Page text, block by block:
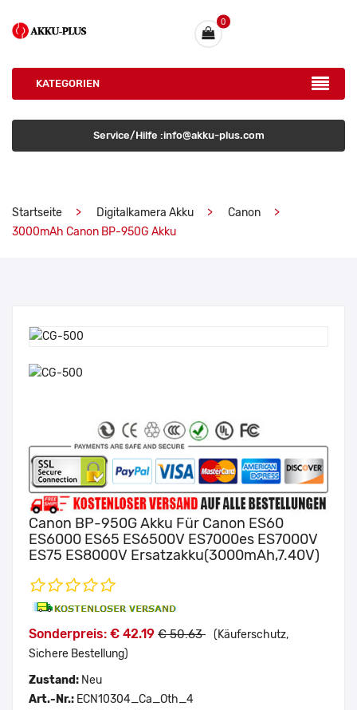
0
KATEGORIEN
Service/Hilfe :info@akku-plus.com
Startseite Digitalkamera Akku
Canon
3000mAh Canon BP-950G Akku
Canon BP-950G Akku Für Canon ES60
ES6000 ES65 ES6500V ES7000es ES7000V
ES75 ES8000V Ersatzakku(3000mAh,7.40V)
Sonderpreis: € 42.19 € 50.63 (Käuferschutz,
Sichere Bestellung)
Zustand: Neu
Art.-Nr.: ECN10304_Ca_Oth_4